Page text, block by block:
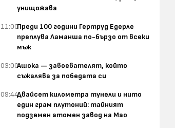
унищожава
11:00Преди 100 години Гертруд Едерле
преплува Ламанша по-бързо от всеки
мъж
03:00Ашока — завоевателят, който
съжалява за победата си
09:44Двайсет километра тунели и нито
един грам плутоний: тайният
подземен атомен завод на Мао